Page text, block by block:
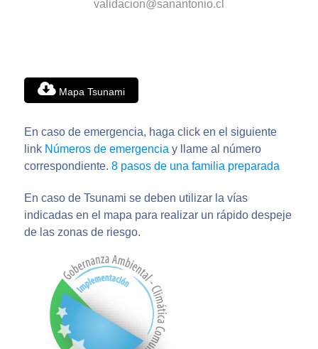
validacion@sanantonio.cl
Mapa Tsunami
En caso de emergencia, haga click en el siguiente
link Números de emergencia y llame al número
correspondiente. 8 pasos de una familia preparada
En caso de Tsunami se deben utilizar la vías
indicadas en el mapa para realizar un rápido despeje
de las zonas de riesgo.